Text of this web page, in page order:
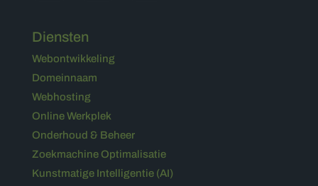
Diensten
Webontwikkeling
Domeinnaam
Webhosting
Online Werkplek
Onderhoud & Beheer
Zoekmachine Optimalisatie
Kunstmatige Intelligentie (AI)